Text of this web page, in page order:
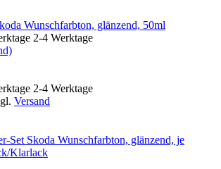
Wunschfarbton, glänzend, 50ml
2-4 Werktage
2-4 Werktage
Versand